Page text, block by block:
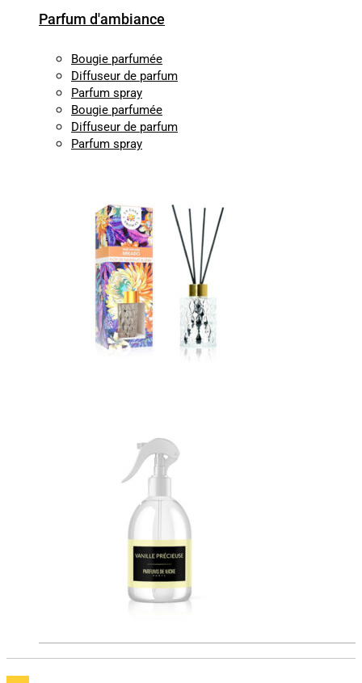
Parfum d'ambiance
Bougie parfumée
Diffuseur de parfum
Parfum spray
Bougie parfumée
Diffuseur de parfum
Parfum spray